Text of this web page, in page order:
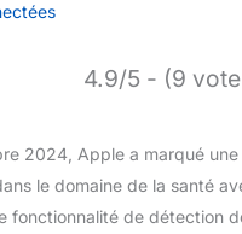
4.9/5 - (9
2024, Apple a marqué
le domaine de la santé
fonctionnalité de détection